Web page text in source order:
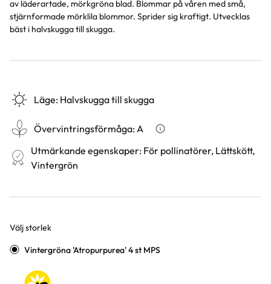
av läderartade, mörkgröna blad. Blommar på våren med små,
stjärnformade mörklila blommor. Sprider sig kraftigt. Utvecklas
bäst i halvskugga till skugga.
Läge: Halvskugga till skugga
Övervintringsförmåga:A Vad betyder
Utmärkande egenskaper: För pollinatörer, Lättskött,
Vintergrön
Välj storlek
Varianter
Vintergröna 'Atropurpurea' 4 st MPS